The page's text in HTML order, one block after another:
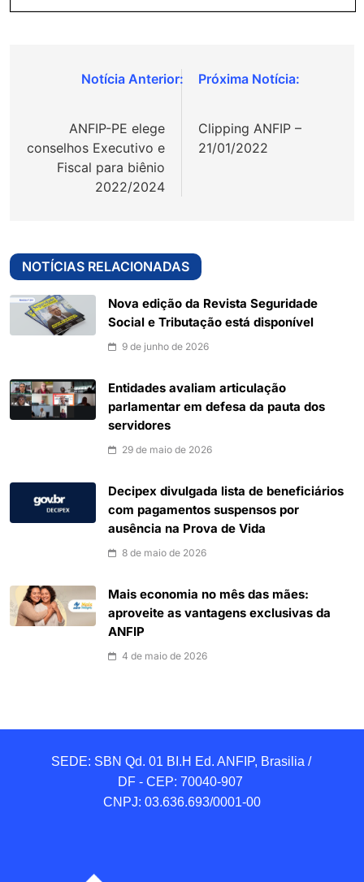
Navegação
Post
ANFIP-PE elege
conselhos Executivo e
Fiscal para biênio
2022/2024
Clipping ANFIP –
21/01/2022
NOTÍCIAS RELACIONADAS
Nova edição da Revista Seguridade
Social e Tributação está disponível
9 de junho de 2026
Entidades avaliam articulação
parlamentar em defesa da pauta dos
servidores
29 de maio de 2026
Decipex divulgada lista de beneficiários
com pagamentos suspensos por
ausência na Prova de Vida
8 de maio de 2026
Mais economia no mês das mães:
aproveite as vantagens exclusivas da
ANFIP
4 de maio de 2026
SEDE: SBN Qd. 01 BI.H Ed. ANFIP, Brasilia /
DF - CEP: 70040-907
CNPJ: 03.636.693/0001-00